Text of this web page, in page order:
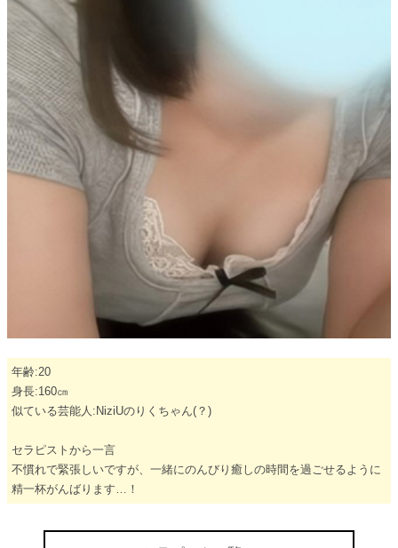
年齢:20
身長:160㎝
似ている芸能人:NiziUのりくちゃん(？)
セラピストから一言
不慣れで緊張しいですが、一緒にのんびり癒しの時間を過ごせるように
精一杯がんばります…！